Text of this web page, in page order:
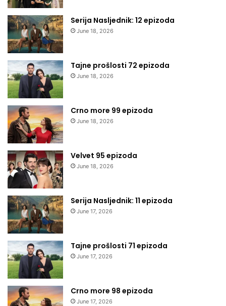
Serija Nasljednik: 12 epizoda
June 18, 2026
Tajne prošlosti 72 epizoda
June 18, 2026
Crno more 99 epizoda
June 18, 2026
Velvet 95 epizoda
June 18, 2026
Serija Nasljednik: 11 epizoda
June 17, 2026
Tajne prošlosti 71 epizoda
June 17, 2026
Crno more 98 epizoda
June 17, 2026